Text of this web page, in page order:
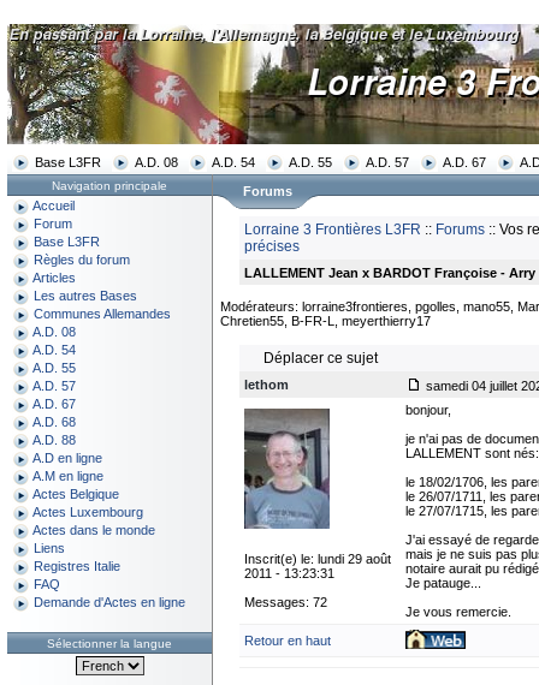
Base L3FR A.D. 08 A.D. 54 A.D. 55 A.D. 57 A.D. 67
Navigation principale
Accueil
Forum
Base L3FR
Règles du forum
Articles
Les autres Bases
Communes Allemandes
A.D. 08
A.D. 54
A.D. 55
A.D. 57
A.D. 67
A.D. 68
A.D. 88
A.D en ligne
A.M en ligne
Actes Belgique
Actes Luxembourg
Actes dans le monde
Liens
Registres Italie
FAQ
Demande d'Actes en ligne
Sélectionner la langue
Forums
Lorraine 3 Frontières L3FR :: Forums :: Vos
précises
LALLEMENT Jean x BARDOT Françoise - Arry
Modérateurs: lorraine3frontieres, pgolles, mano55,
Chretien55, B-FR-L, meyerthierry17
Déplacer ce sujet
lethom samedi 04 juillet
Inscrit(e) le: lundi 29 août
2011 - 13:23:31
Messages: 72
bonjour,
je n'ai pas de
LALLEMENT sont nés:
le 18/02/1706, les
le 26/07/1711, les
le 27/07/1715, les
J'ai essayé de
mais je ne suis pas
notaire aurait pu
Je patauge...
Je vous remercie.
Retour en haut